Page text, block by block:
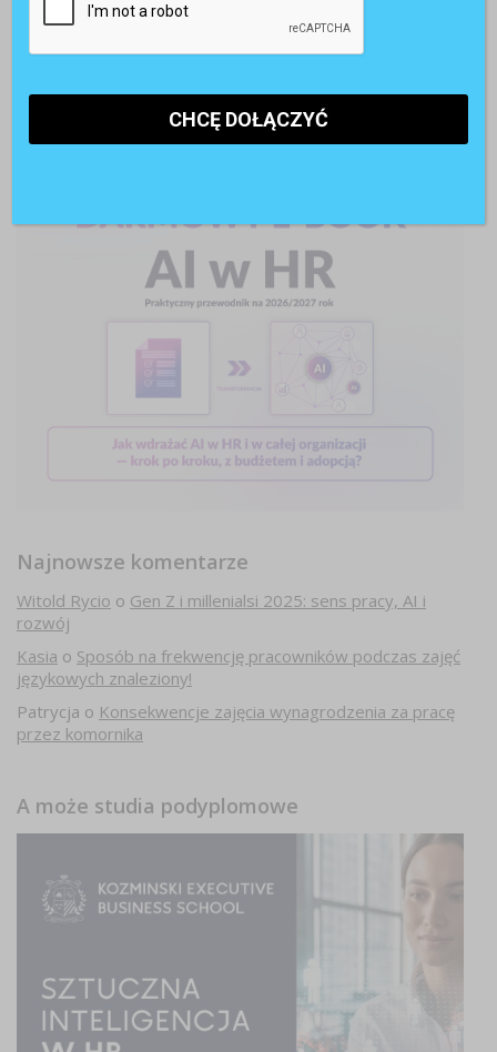
POLECANE RAPORTY
Najnowsze komentarze
Witold Rycio o Gen Z i millenialsi 2025: sens pracy, AI i
rozwój
Kasia o Sposób na frekwencję pracowników podczas zajęć
językowych znaleziony!
Patrycja o Konsekwencje zajęcia wynagrodzenia za pracę
przez komornika
A może studia podyplomowe